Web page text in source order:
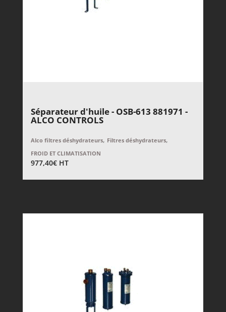
Séparateur d'huile - OSB-613 881971 -
ALCO CONTROLS
Alco filtres déshydrateurs, Filtres déshydrateurs,
FROID ET CLIMATISATION
977,40€ HT